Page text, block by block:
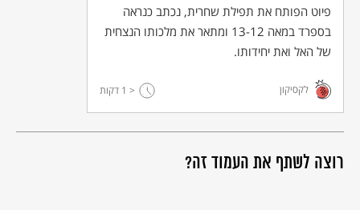
רוצה לשתף את העמוד זה?
פיוט הפותח את תפילת שחרית, נכתב כנראה
בספרד במאה 13-12 ומתאר את מלכותו הנצחית
של האל ואת יחידותו.
לקסיקון < 1 דקות